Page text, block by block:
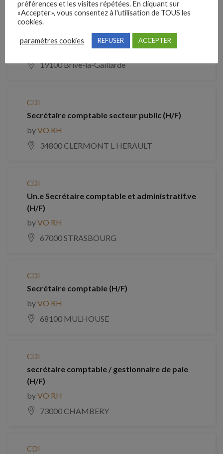
CDI
Secrétaire comptable (H/F)
19100 Brive-la-Gaillarde
CDI
Secrétaire comptable secteur public (H/F)
byVO RH
34800 CLERMONT L HERAULT
CDI
Un.e Secrétaire comptable et administratif.ve
(H/F)
byVO RH
67000 STRASBOURG
CDI
Secrétaire comptable (H/F)
byVO RH
68100 MULHOUSE
CDI
secrétaire comptable / gestionnaire de paie
(H/F)
byVO RH
73000 CHAMBERY
CDI
préférences et les visites répétées. En cliquant sur
«Accepter», vous consentez à l'utilisation de TOUS les
cookies.
paramètres cookies REFUSER ACCEPTER